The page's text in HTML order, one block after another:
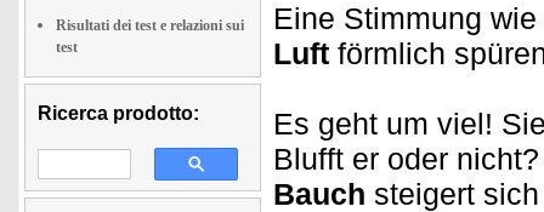
Risultati dei test e relazioni sui
test
Ricerca prodotto:
Eine Stimmung
Luft förmlich
Es geht um viel!
Blufft er oder
Bauch steigert